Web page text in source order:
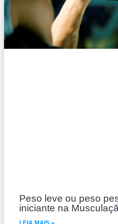
Peso leve ou peso
iniciante na